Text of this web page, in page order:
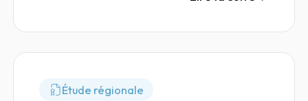
Étude régionale